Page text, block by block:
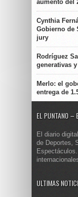
aumento del
Cynthia
Gobierno de
jury
Rodríguez
generativas
Merlo: el
entrega de
EL PUNTANO –
El diario
de Deportes,
ULTIMAS